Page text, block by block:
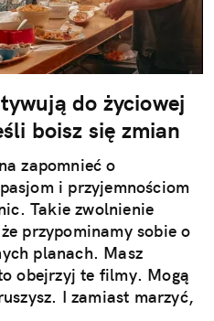
do życiowej
boisz się zmian
zapomnieć o
i przyjemnościom
Takie zwolnienie
przypominamy sobie o
planach. Masz
obejrzyj te filmy. Mogą
I zamiast marzyć,